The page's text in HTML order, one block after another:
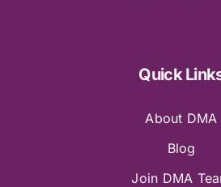
Quick
About DMA
Blog
Join DMA